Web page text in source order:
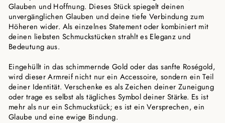
Glauben und Hoffnung. Dieses Stück spiegelt deinen
unvergänglichen Glauben und deine tiefe Verbindung zum
Höheren wider. Als einzelnes Statement oder kombiniert mit
deinen liebsten Schmuckstücken strahlt es Eleganz und
Bedeutung aus.
Eingehüllt in das schimmernde Gold oder das sanfte Roségold,
wird dieser Armreif nicht nur ein Accessoire, sondern ein Teil
deiner Identität. Verschenke es als Zeichen deiner Zuneigung
oder trage es selbst als tägliches Symbol deiner Stärke. Es ist
mehr als nur ein Schmuckstück; es ist ein Versprechen, ein
Glaube und eine ewige Bindung.